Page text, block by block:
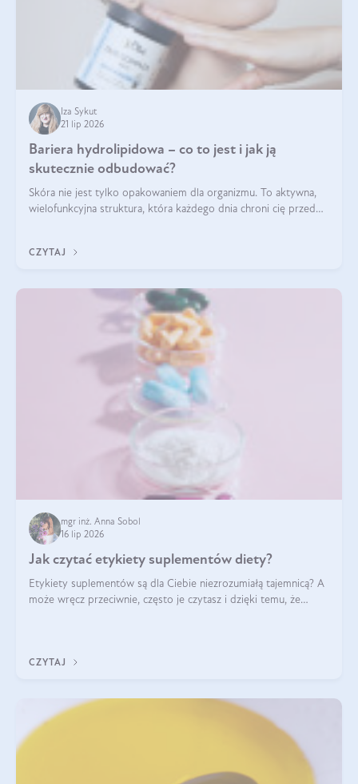
Iza Sykut
21 lip 2026
Bariera hydrolipidowa – co to jest i jak ją
skutecznie odbudować?
Skóra nie jest tylko opakowaniem dla organizmu. To aktywna,
wielofunkcyjna struktura, która każdego dnia chroni cię przed
bariera hydrolipidowa.
CZYTAJ
mgr inż. Anna Sobol
16 lip 2026
Jak czytać etykiety suplementów diety?
Etykiety suplementów są dla Ciebie niezrozumiałą tajemnicą? A
może wręcz przeciwnie, często je czytasz i dzięki temu, że
CZYTAJ